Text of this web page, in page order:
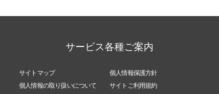
サービス各種ご案内
サイトマップ
個人情報保護方針
個人情報の取り扱いについて
サイトご利用規約